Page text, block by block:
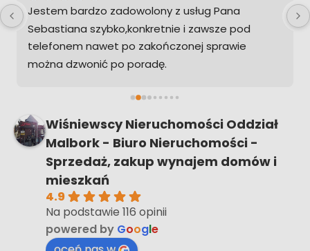
Jestem bardzo zadowolony z usług Pana
Sebastiana szybko,konkretnie i zawsze pod
telefonem nawet po zakończonej sprawie
można dzwonić po poradę.
nieruchomość na pewno zadzwonię żebym nie
musiał ogarniać tego sam
Wiśniewscy Nieruchomości Oddział
Malbork - Biuro Nieruchomości -
Sprzedaż, zakup wynajem domów i
mieszkań
4.9
Na podstawie 116 opinii
powered by Google